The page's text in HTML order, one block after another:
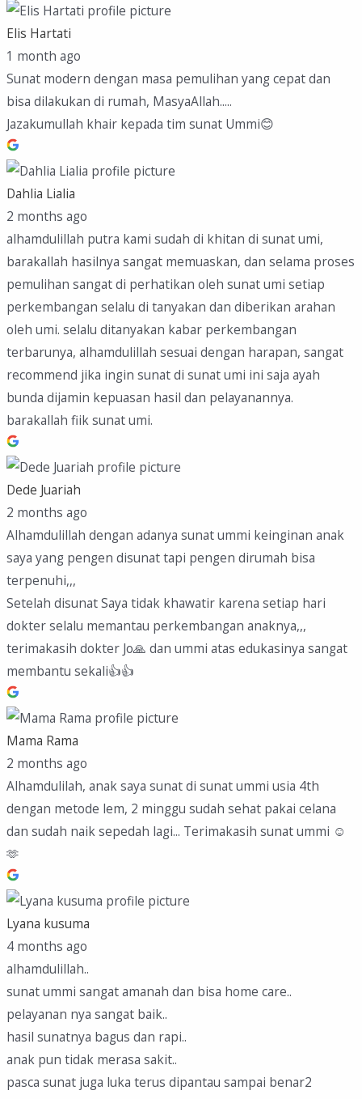
Elis Hartati
1 month ago
Sunat modern dengan masa pemulihan yang cepat dan
bisa dilakukan di rumah, MasyaAllah.....
Jazakumullah khair kepada tim sunat Ummi😊
Dahlia Lialia
2 months ago
alhamdulillah putra kami sudah di khitan di sunat umi,
barakallah hasilnya sangat memuaskan, dan selama proses
pemulihan sangat di perhatikan oleh sunat umi setiap
perkembangan selalu di tanyakan dan diberikan arahan
oleh umi. selalu ditanyakan kabar perkembangan
terbarunya, alhamdulillah sesuai dengan harapan, sangat
recommend jika ingin sunat di sunat umi ini saja ayah
bunda dijamin kepuasan hasil dan pelayanannya.
barakallah fiik sunat umi.
Dede Juariah
2 months ago
Alhamdulillah dengan adanya sunat ummi keinginan anak
saya yang pengen disunat tapi pengen dirumah bisa
terpenuhi,,,
Setelah disunat Saya tidak khawatir karena setiap hari
dokter selalu memantau perkembangan anaknya,,,
terimakasih dokter Jo🙏 dan ummi atas edukasinya sangat
membantu sekali👍👍
Mama Rama
2 months ago
Alhamdulilah, anak saya sunat di sunat ummi usia 4th
dengan metode lem, 2 minggu sudah sehat pakai celana
dan sudah naik sepedah lagi... Terimakasih sunat ummi ☺️
🫶
Lyana kusuma
4 months ago
alhamdulillah..
sunat ummi sangat amanah dan bisa home care..
pelayanan nya sangat baik..
hasil sunatnya bagus dan rapi..
anak pun tidak merasa sakit..
pasca sunat juga luka terus dipantau sampai benar2